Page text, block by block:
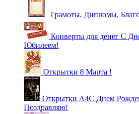
Грамоты, Дипломы,
Конверты для денег С
Юбилеем!
Открытки 8 Марта !
Открытки А4С Днем
Поздравляю!